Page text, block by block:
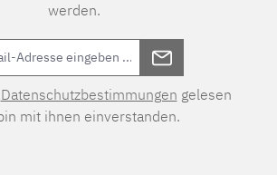
werden.
Datenschutzbestimmungen gelesen
mit ihnen einverstanden.